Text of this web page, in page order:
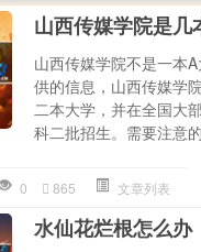
山西传媒学院是几
山西传媒学院不是一本
供的信息，山西传媒学
二本大学，并在全国大
科二批招生。需要注意
0 865 文章列表
水仙花烂根怎么办